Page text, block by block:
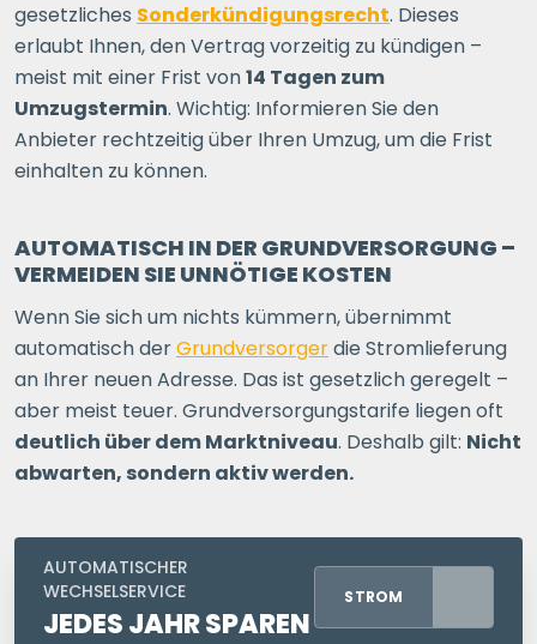
gesetzliches Sonderkündigungsrecht. Dieses
erlaubt Ihnen, den Vertrag vorzeitig zu kündigen –
meist mit einer Frist von14 Tagen zum
Umzugstermin. Wichtig: Informieren Sie den
Anbieter rechtzeitig über Ihren Umzug, um die Frist
einhalten zu können.
AUTOMATISCH IN DER GRUNDVERSORGUNG –
VERMEIDEN SIE UNNÖTIGE KOSTEN
Wenn Sie sich um nichts kümmern, übernimmt
automatisch derGrundversorgerdie Stromlieferung
an Ihrer neuen Adresse. Das ist gesetzlich geregelt –
aber meist teuer. Grundversorgungstarife liegen oft
deutlich über dem Marktniveau. Deshalb gilt: Nicht
abwarten, sondern aktiv werden.
AUTOMATISCHER
WECHSELSERVICE
JEDES JAHR SPAREN
STROM